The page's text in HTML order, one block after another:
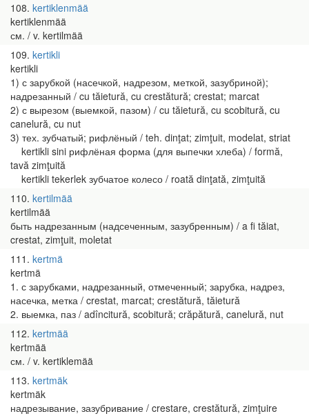
108 kertiklenmää
kertiklenmää
см. / v. kertilmää
109 kertikli
kertikli
1) с зарубкой (насечкой, надрезом, меткой, зазубриной);
надрезанный / cu tăietură, cu crestătură; crestat; marcat
2) с вырезом (выемкой, пазом) / cu tăietură, cu scobitură, cu
canelură, cu nut
3) тех. зубчатый; рифлёный / teh. dinţat; zimţuit, modelat, striat
kertikli sini рифлёная форма (для выпечки хлеба) / formă,
tavă zimţuită
kertikli tekerlek зубчатое колесо / roată dinţată, zimţuită
110 kertilmää
kertilmää
быть надрезанным (надсеченным, зазубренным) / a fi tăiat,
crestat, zimţuit, moletat
111 kertmä
kertmä
1. с зарубками, надрезанный, отмеченный; зарубка, надрез,
насечка, метка / crestat, marcat; crestătură, tăietură
2. выемка, паз / adîncitură, scobitură; crăpătură, canelură, nut
112 kertmää
kertmää
см. / v. kertiklemää
113 kertmäk
kertmäk
надрезывание, зазубривание / crestare, crestătură, zimţuire